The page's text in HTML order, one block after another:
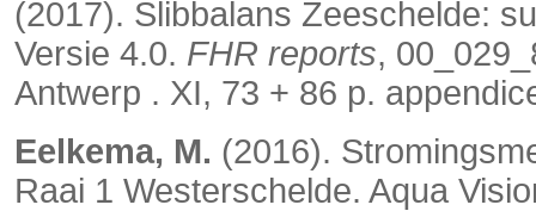
(2017). Slibbalans Zeeschelde:
Versie 4.0. FHR reports,
Antwerp . XI, 73 + 86 p.
Eelkema, M. (2016).
Raai 1 Westerschelde. Aqua